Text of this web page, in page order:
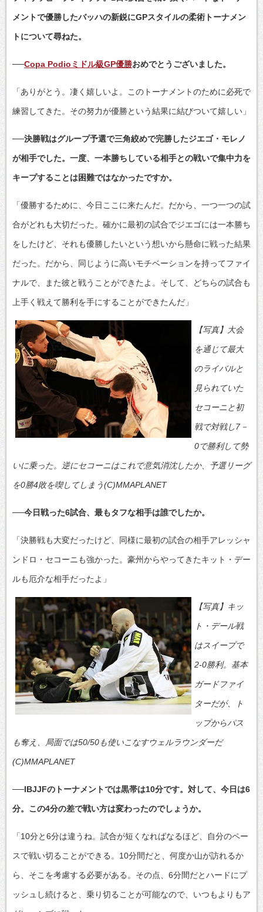
メントで優勝したバッハの新鋭にGPスタイルの柔術トーナメン
トについて尋ねた。
──Copa Podioミドル級GP優勝おめでとうございました。
「ありがとう。凄く嬉しいよ。このトーナメントのために必死で
練習してきた。その努力が優勝という結果に結びついて嬉しい」
──決勝戦はグループ予選で三角絞めで完勝したジエゴ・モレノ
が相手でした。一度、一本勝ちしている相手との戦いで集中力を
キープすることは困難ではなかったですか。
「優勝するために、今日ここに来たんだ。だから、一つ一つの試
合がどれも大切だった。確かに最初の試合でジエゴには一本勝ち
をしたけど、それも優勝したいという想いから懸命に戦った結果
だった。だから、同じように高いモチベーションを持ってファイ
ナルで、また彼と戦うことができたよ。そして、どちらの試合も
上手く戦えて勝利を手にすることができたんだ」
【写真】大会
を通じて最大
のライバルと
見られていた
セコーニと初
戦で対戦し7－
0で勝利して勢
いに乗った。逆にセコーニはこれで意気消沈したか、予選リーグ
を0勝4敗を喫してしまう(C)MMAPLANET
──今日戦った6試合、最もタフな相手は誰でしたか。
「決勝戦も大変だったけど、同様に最初の試合の相手アレッシャ
ンドロ・セコーニも強かった。豪州からやってきたキット・デー
ルも厄介な相手だったよ」
【写真】キッ
ト・デール戦
はスイープで
2-0勝利。基本
ガードファイ
ターだが、ト
ップからパス
も奪え、局面では50/50も使いこなすウェルラウンダーだ
(C)MMAPLANET
──IBJJFのトーナメントでは黒帯は10分です。対して、今日は6
分。この4分の差で戦い方は変わったのでしょうか。
「10分と6分は違うね。試合が短くなればなるほど、自分のペー
スで戦い切ることができる。10分間だと、何度か山が訪れるか
ら、そこを考慮する必要がある。その点、6分間だとハードにプ
ッシュし続けると、乗り切ることが可能なので、いつもよりもア